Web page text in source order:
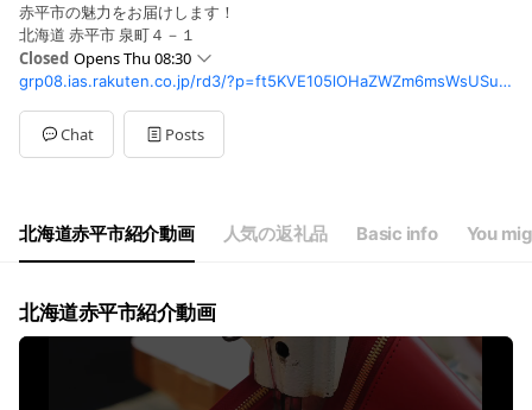
赤平市の魅力をお届けします！
北海道 赤平市 泉町４－１
Closed Opens Thu 08:30
SunClosed
Mon08:30 - 17:00
Tue08:30 - 17:00
Wed08:30 - 17:00
SatClosed
※ 土・日・祝日は閉庁日となります。
grp08.ias.rakuten.co.jp/rd3/?p=ft5KVE105lOHaZWZm6msWsUSuUZf9VXmn2TmrUDxrOzXiJF9dlD6rAdRFAYPs7_R&r=WuR8qfrs7r5EF5jbn0iqTONIVbdKuaiXOfXZn4EaEj1HrlvQiys1XgwGaAMs_jjl&s=2FKLnbpl5Z4&scid=we_ich_rsnsline_370006&openExternalBrowser=1
Chat Posts
北海道赤平市紹介動画 人気の返礼品 Basic info You
北海道赤平市紹介動画